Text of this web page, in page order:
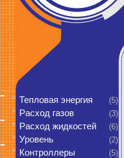
* Тепловая энергия (5)
* Расход газов (3)
* Расход жидкостей (6)
* Уровень (2)
* Контроллеры (5)